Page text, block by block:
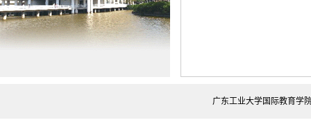
广东工业大学国际教育学